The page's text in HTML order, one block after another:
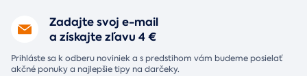
Zadajte svoj e-mail
a získajte zľavu 4 €
Prihláste sa k odberu noviniek a s predstihom vám budeme posielať
akčné ponuky a najlepšie tipy na darčeky.